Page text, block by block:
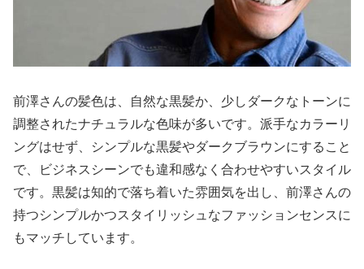
前澤さんの髪色は、自然な黒髪か、少しダークなトーンに
調整されたナチュラルな色味が多いです。派手なカラーリ
ングはせず、シンプルな黒髪やダークブラウンにすること
で、ビジネスシーンでも違和感なく合わせやすいスタイル
です。黒髪は知的で落ち着いた雰囲気を出し、前澤さんの
持つシンプルかつスタイリッシュなファッションセンスに
もマッチしています。